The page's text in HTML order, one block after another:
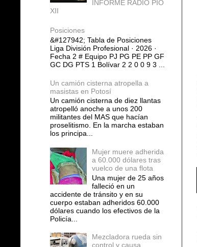
INFORME RADIO PIO
XII
Posiciones
&#127942; Tabla de Posiciones
Liga División Profesional · 2026 ·
Fecha 2 # Equipo PJ PG PE PP GF
GC DG PTS 1 Bolívar 2 2 0 0 9 3 ...
Un camión cisterna atropella a
masistas en Potosí
Un camión cisterna de diez llantas
atropelló anoche a unos 200
militantes del MAS que hacían
proselitismo. En la marcha estaban
los principa...
Mujer muere adherida
a 60.000 dólares tras
vuelco de una flota
Una mujer de 25 años
falleció en un
accidente de tránsito y en su
cuerpo estaban adheridos 60.000
dólares cuando los efectivos de la
Policía...
Mezcladora rueda sin
control y causa